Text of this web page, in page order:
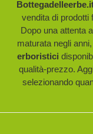
vendita di prodotti
Dopo una attenta
maturata negli
erboristici
qualità-prezzo.
selezionando